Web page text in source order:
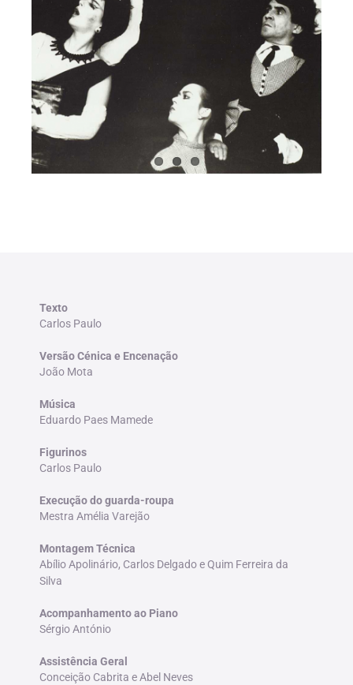
Texto
Carlos Paulo
Versão Cénica e Encenação
João Mota
Música
Eduardo Paes Mamede
Figurinos
Carlos Paulo
Execução do guarda-roupa
Mestra Amélia Varejão
Montagem Técnica
Abílio Apolinário, Carlos Delgado e Quim Ferreira da
Silva
Acompanhamento ao Piano
Sérgio António
Assistência Geral
Conceição Cabrita e Abel Neves